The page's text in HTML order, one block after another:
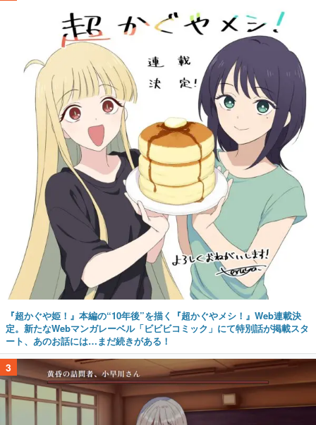
『超かぐや姫！』本編の“10年後”を描く『超かぐやメシ！』Web連載決
定。新たなWebマンガレーベル「ビビビコミック」にて特別話が掲載スタ
ート、あのお話には…まだ続きがある！
3